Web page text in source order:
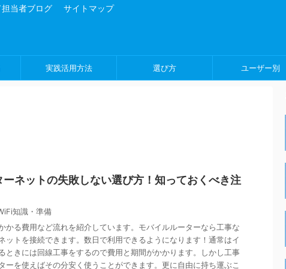
当者ブログ サイトマップ
実践活用方法 選び方 ユーザー別
ネットの失敗しない選び方！知っておくべき注
知識・準備
かる費用など流れを紹介しています。モバイルルーターなら工事な
ットを接続できます。数日で利用できるようになります！通常はイ
ときには回線工事をするので費用と期間がかかります。しかし工事
ーを使えばその分安く使うことができます。更に自由に持ち運ぶこ